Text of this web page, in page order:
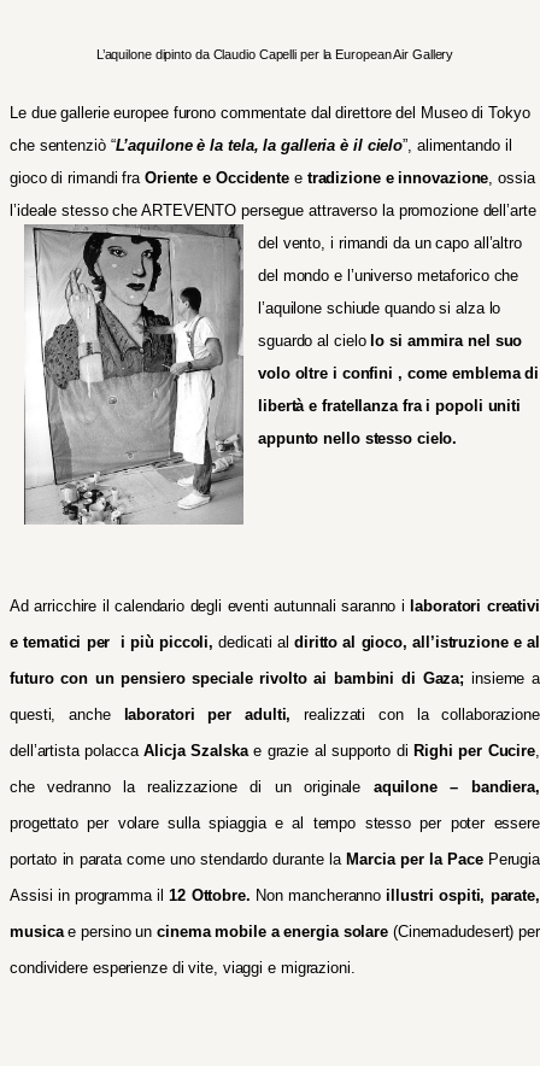
L’aquilone dipinto da Claudio Capelli per la European Air Gallery
Le due gallerie europee furono commentate dal direttore del Museo di Tokyo
che sentenziò “L’aquilone è la tela, la galleria è il cielo”, alimentando il
gioco di rimandi fra Oriente e Occidente e tradizione e innovazione, ossia
l’ideale stesso che ARTEVENTO persegue attraverso la promozione dell’arte
del vento, i rimandi da un capo all’altro
del mondo e l’universo metaforico che
l’aquilone schiude quando si alza lo
sguardo al cielo lo si ammira nel suo
volo oltre i confini , come emblema di
libertà e fratellanza fra i popoli uniti
appunto nello stesso cielo.
Ad arricchire il calendario degli eventi autunnali saranno i laboratori creativi
e tematici per i più piccoli,dedicati al diritto al gioco, all’istruzione e al
futuro con un pensiero speciale rivolto ai bambini di Gaza; insieme a
questi, anchelaboratori per adulti,realizzati con la collaborazione
dell’artista polaccaAlicja Szalskae grazie al supporto di Righi per Cucire
che vedranno la realizzazione di un originale aquilone – bandiera,
progettato per volare sulla spiaggia e al tempo stesso per poter essere
portato in parata come uno stendardo durante la Marcia per la PacePerugia
Assisi in programma il 12 Ottobre. Non mancherannoillustri ospiti, parate,
musicae persino uncinema mobile a energia solare (Cinemadudesert) per
condividere esperienze di vite, viaggi e migrazioni.